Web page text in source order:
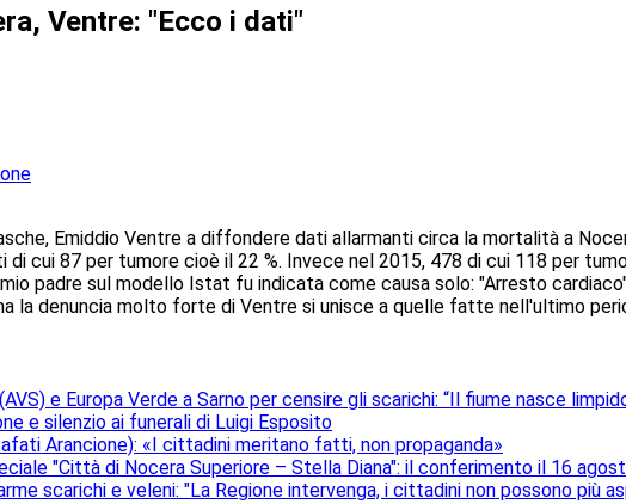
Ventre: "Ecco i dati"
Emiddio Ventre a diffondere dati allarmanti circa la mortalità a
cui 87 per tumore cioè il 22 %. Invece nel 2015, 478 di cui 118 per
padre sul modello Istat fu indicata come causa solo: "Arresto
la denuncia molto forte di Ventre si unisce a quelle fatte nell'ultimo
e Europa Verde a Sarno per censire gli scarichi: “Il fiume nasce
e silenzio ai funerali di Luigi Esposito
Arancione): «I cittadini meritano fatti, non propaganda»
"Città di Nocera Superiore – Stella Diana": il conferimento il 16
scarichi e veleni: "La Regione intervenga, i cittadini non possono più